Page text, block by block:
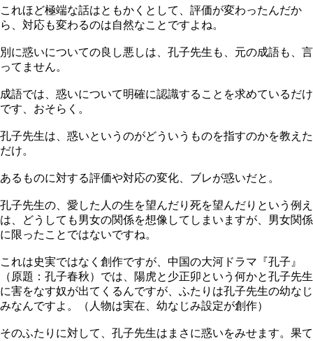
これほど極端な話はともかくとして、評価が変わったんだか
ら、対応も変わるのは自然なことですよね。
別に惑いについての良し悪しは、孔子先生も、元の成語も、言
ってません。
成語では、惑いについて明確に認識することを求めているだけ
です、おそらく。
孔子先生は、惑いというのがどういうものを指すのかを教えた
だけ。
あるものに対する評価や対応の変化、ブレが惑いだと。
孔子先生の、愛した人の生を望んだり死を望んだりという例え
は、どうしても男女の関係を想像してしまいますが、男女関係
に限ったことではないですね。
これは史実ではなく創作ですが、中国の大河ドラマ『孔子』
（原題：孔子春秋）では、陽虎と少正卯という何かと孔子先生
に害をなす奴が出てくるんですが、ふたりは孔子先生の幼なじ
みなんですよ。（人物は実在、幼なじみ設定が創作）
そのふたりに対して、孔子先生はまさに惑いをみせます。果て